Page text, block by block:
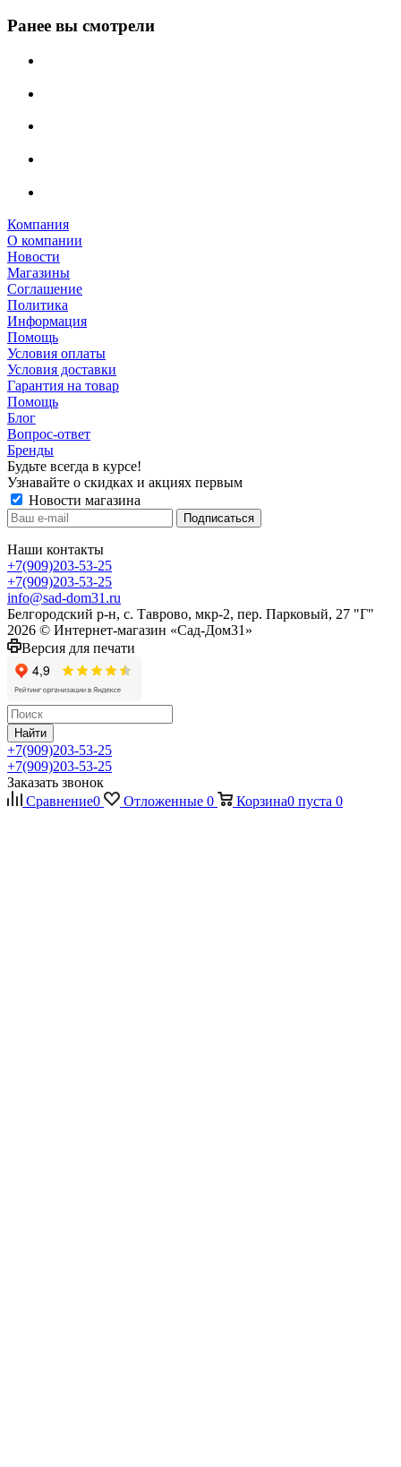
Ранее вы смотрели
Компания
О компании
Новости
Магазины
Соглашение
Политика
Информация
Помощь
Условия оплаты
Условия доставки
Гарантия на товар
Помощь
Блог
Вопрос-ответ
Бренды
Будьте всегда в курсе!
Узнавайте о скидках и акциях первым
Новости магазина
Наши контакты
+7(909)203-53-25
+7(909)203-53-25
info@sad-dom31.ru
Белгородский р-н, с. Таврово, мкр-2, пер. Парковый, 27 "Г"
2026 © Интернет-магазин «Сад-Дом31»
Версия для печати
Найти
+7(909)203-53-25
+7(909)203-53-25
Заказать звонок
Сравнение0 Отложенные 0 Корзина0 пуста 0